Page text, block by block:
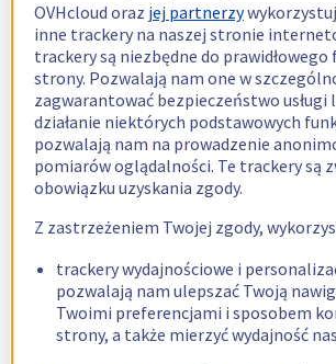
OVHcloud oraz jej partnerzy
inne trackery na naszej stronie
trackery są niezbędne do
strony. Pozwalają nam one w
zagwarantować bezpieczeństwo usługi
działanie niektórych podstawowych
pozwalają nam na prowadzenie
pomiarów oglądalności. Te trackery są
obowiązku uzyskania zgody.
Z zastrzeżeniem Twojej zgody,
trackery wydajnościowe i
pozwalają nam ulepszać Twoją
Twoimi preferencjami i sposobem
strony, a także mierzyć wydajność